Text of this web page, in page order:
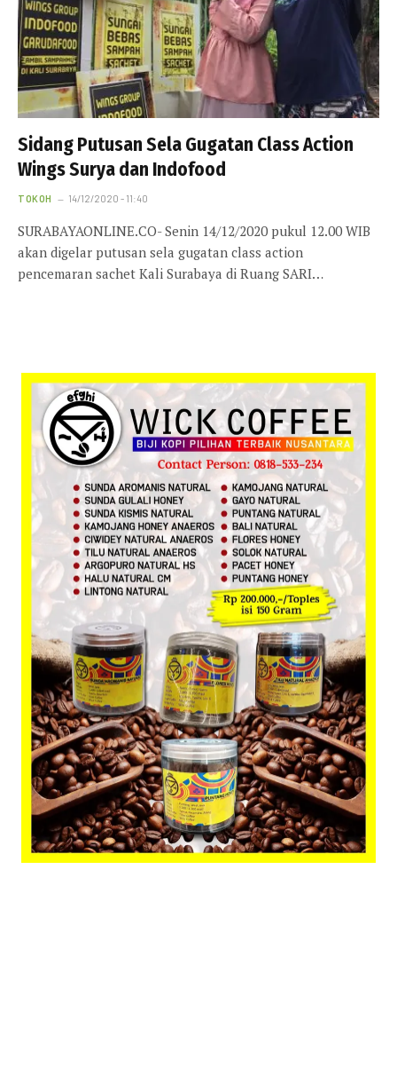
Sidang Putusan Sela Gugatan Class Action
Wings Surya dan Indofood
TOKOH 14/12/2020 - 11:40
SURABAYAONLINE.CO- Senin 14/12/2020 pukul 12.00 WIB
akan digelar putusan sela gugatan class action
pencemaran sachet Kali Surabaya di Ruang SARI…